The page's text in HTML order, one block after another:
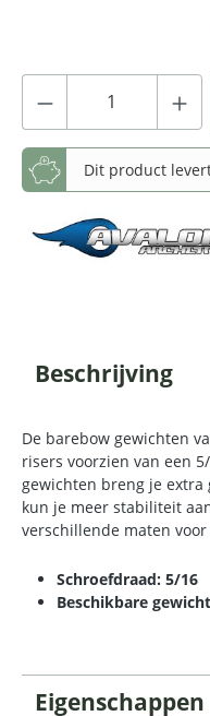
Dit product
Beschrijving
De barebow gewichten
risers voorzien van een
gewichten breng je
kun je meer stabiliteit
verschillende maten
Schroefdraad: 5/16
Beschikbare
Eigenschappen